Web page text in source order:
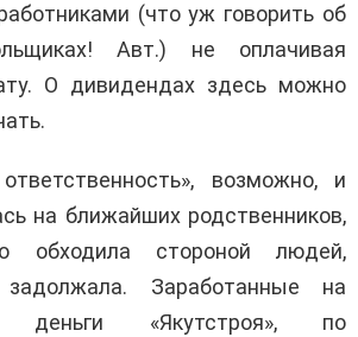
(что уж говорить об
Авт.) не оплачивая
О дивидендах здесь можно
возможно, и
на ближайших родственников,
обходила стороной людей,
Заработанные на
деньги «Якутстроя», по